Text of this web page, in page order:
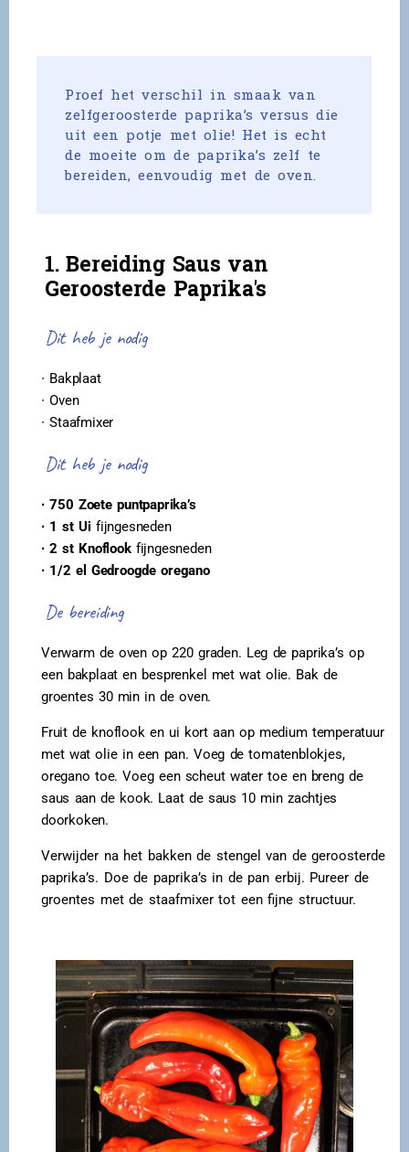
Proef het verschil in smaak van
zelfgeroosterde paprika’s versus die
uit een potje met olie! Het is echt
de moeite om de paprika’s zelf te
bereiden, eenvoudig met de oven.
1. Bereiding Saus van
Geroosterde Paprika's
Dit heb je nodig
∙ Bakplaat
∙ Oven
∙ Staafmixer
Dit heb je nodig
∙ 750 Zoete puntpaprika’s
∙ 1 st Ui fijngesneden
∙ 2 st Knoflookfijngesneden
∙ 1/2 el Gedroogde oregano
De bereiding
Verwarm de oven op 220 graden. Leg de paprika’s op
een bakplaat en besprenkel met wat olie. Bak de
groentes 30 min in de oven.
Fruit de knoflook en ui kort aan op medium temperatuur
met wat olie in een pan. Voeg de tomatenblokjes,
oregano toe. Voeg een scheut water toe en breng de
saus aan de kook. Laat de saus 10 min zachtjes
doorkoken.
Verwijder na het bakken de stengel van de geroosterde
paprika’s. Doe de paprika’s in de pan erbij. Pureer de
groentes met de staafmixer tot een fijne structuur.